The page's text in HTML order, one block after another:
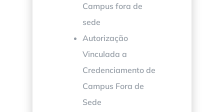
Campus fora de
sede
Autorização
Vinculada a
Credenciamento de
Campus Fora de
Sede